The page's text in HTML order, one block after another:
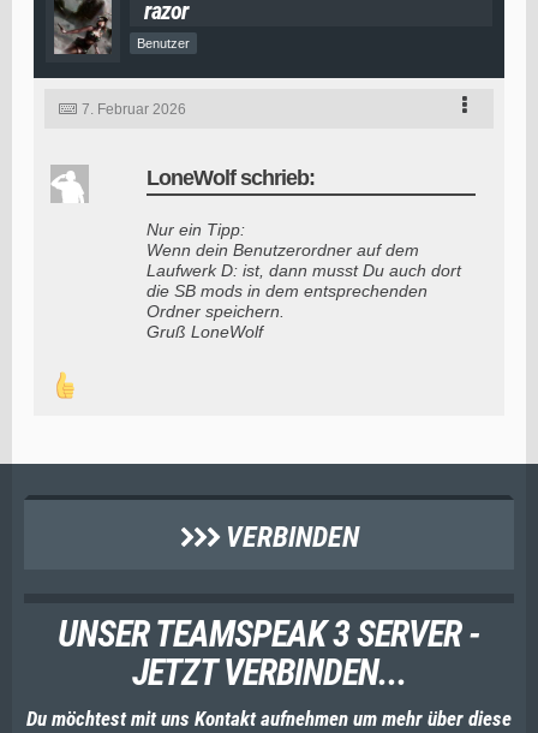
razor
Benutzer
7. Februar 2026
LoneWolf schrieb:
Nur ein Tipp:
Wenn dein Benutzerordner auf dem
Laufwerk D: ist, dann musst Du auch dort
die SB mods in dem entsprechenden
Ordner speichern.
Gruß LoneWolf
VERBINDEN
UNSER TEAMSPEAK 3 SERVER -
JETZT VERBINDEN...
Du möchtest mit uns Kontakt aufnehmen um mehr über diese